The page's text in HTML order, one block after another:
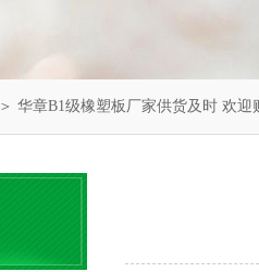
＞ 华章B1级橡塑板厂家供货及时 欢迎